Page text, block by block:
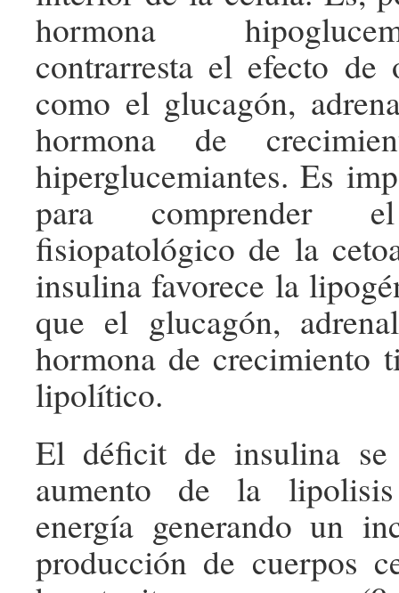
hormona
contrarresta el efecto de
como el glucagón,
hormona de
hiperglucemiantes. Es
para comprender
fisiopatológico de la
insulina favorece la
que el glucagón,
hormona de crecimiento
lipolítico.
El déficit de insulina
aumento de la
energía generando un
producción de cuerpos